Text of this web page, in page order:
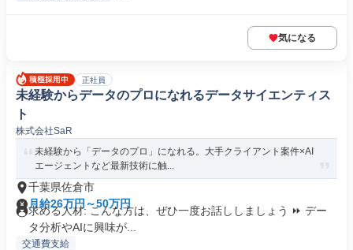
気になる
正社員
未経験からデータのプロになれるデータサイエンティス
ト
株式会社SaR
未経験から「データのプロ」になれる。大手クライアント案件×AI
エージェントなど最新技術に触...
千葉県佐倉市
月給26万円～50万円
求める人材: こんな方は、ぜひ一度お話ししましょう ⏩️ デー
タ分析やAIに興味が...
交通費支給